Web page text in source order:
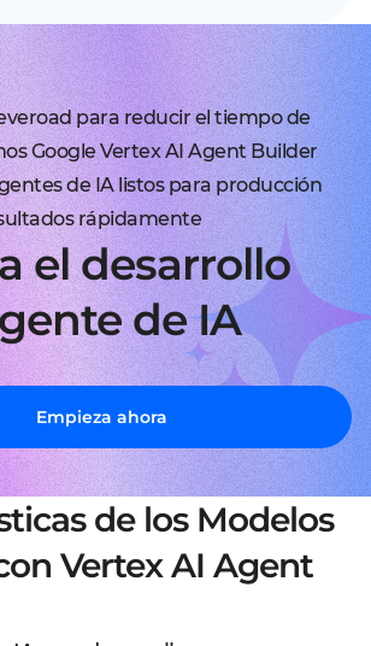
para reducir el tiempo de
Google Vertex AI Agent Builder
de IA listos para producción
rápidamente
el desarrollo
de IA
Empieza ahora
de los Modelos
Vertex AI Agent